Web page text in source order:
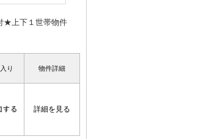
★上下１世帯物件
り 物件詳細
詳細を見る